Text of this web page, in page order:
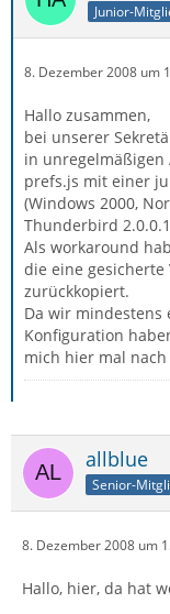
Junior-
8. Dezember 2008 um
Hallo zusammen,
bei unserer
in
prefs.js mit einer
(Windows 2000,
Thunderbird
Als workaround
die eine
zurückkopiert.
Da wir mindestens
Konfiguration
mich hier mal
allblue
Senior-
8. Dezember 2008 um
Hallo, hier, da hat